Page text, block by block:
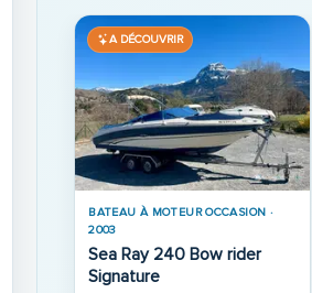
A DÉCOUVRIR
BATEAU À MOTEUR OCCASION ·
2003
Sea Ray 240 Bow rider
Signature